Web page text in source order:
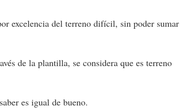
excelencia del terreno difícil, sin poder sumar
de la plantilla, se considera que es terreno
es igual de bueno.